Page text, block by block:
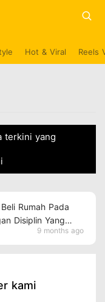
Hot & Viral Reels
terkini yang
9 months ago
Rumah Pada
Disiplin Yang
kami